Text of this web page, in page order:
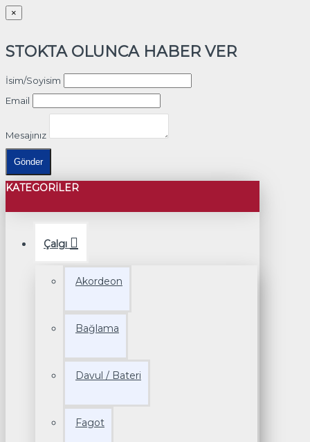
×
STOKTA OLUNCA HABER VER
İsim/Soyisim
Email
Mesajınız
Gönder
KATEGORILER
Çalgı
Akordeon
Bağlama
Davul / Bateri
Fagot